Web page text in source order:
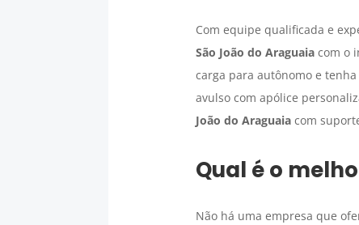
Com equipe qualificada e
São João do Araguaiacom o
carga para autônomo e
avulso com apólice
João do Araguaiacom
Qual é o
Não há uma empresa que